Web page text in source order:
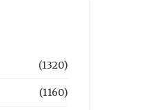
(1320)
(1160)